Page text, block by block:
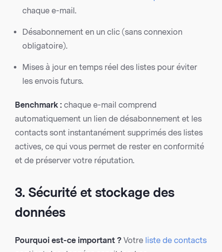
chaque e-mail.
Désabonnement en un clic (sans connexion
obligatoire).
Mises à jour en temps réel des listes pour éviter
les envois futurs.
Benchmark : chaque e-mail comprend
automatiquement un lien de désabonnement et les
contacts sont instantanément supprimés des listes
actives, ce qui vous permet de rester en conformité
et de préserver votre réputation.
3. Sécurité et stockage des
données
Pourquoi est-ce important ? Votre liste de contacts